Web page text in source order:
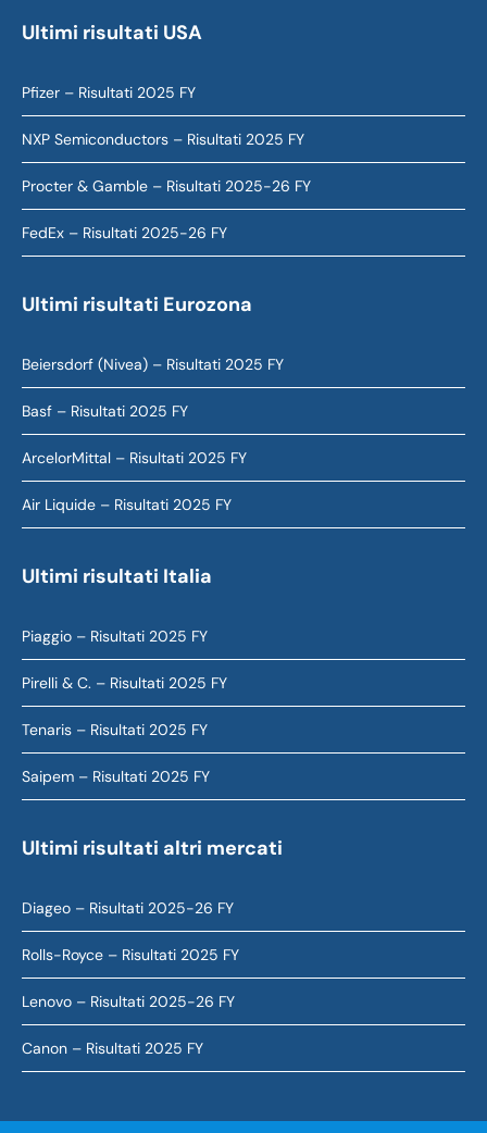
Ultimi risultati USA
Pfizer – Risultati 2025 FY
NXP Semiconductors – Risultati 2025 FY
Procter & Gamble – Risultati 2025-26 FY
FedEx – Risultati 2025-26 FY
Ultimi risultati Eurozona
Beiersdorf (Nivea) – Risultati 2025 FY
Basf – Risultati 2025 FY
ArcelorMittal – Risultati 2025 FY
Air Liquide – Risultati 2025 FY
Ultimi risultati Italia
Piaggio – Risultati 2025 FY
Pirelli & C. – Risultati 2025 FY
Tenaris – Risultati 2025 FY
Saipem – Risultati 2025 FY
Ultimi risultati altri mercati
Diageo – Risultati 2025-26 FY
Rolls-Royce – Risultati 2025 FY
Lenovo – Risultati 2025-26 FY
Canon – Risultati 2025 FY